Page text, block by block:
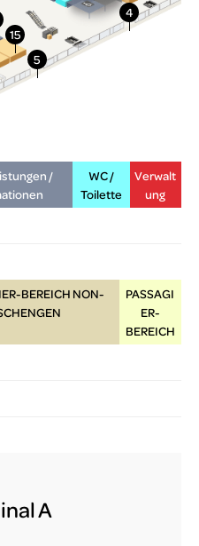
/
WC /
Toilette
Verwalt
ung
BEREICH NON-
PASSAGI
ER-
BEREICH
A